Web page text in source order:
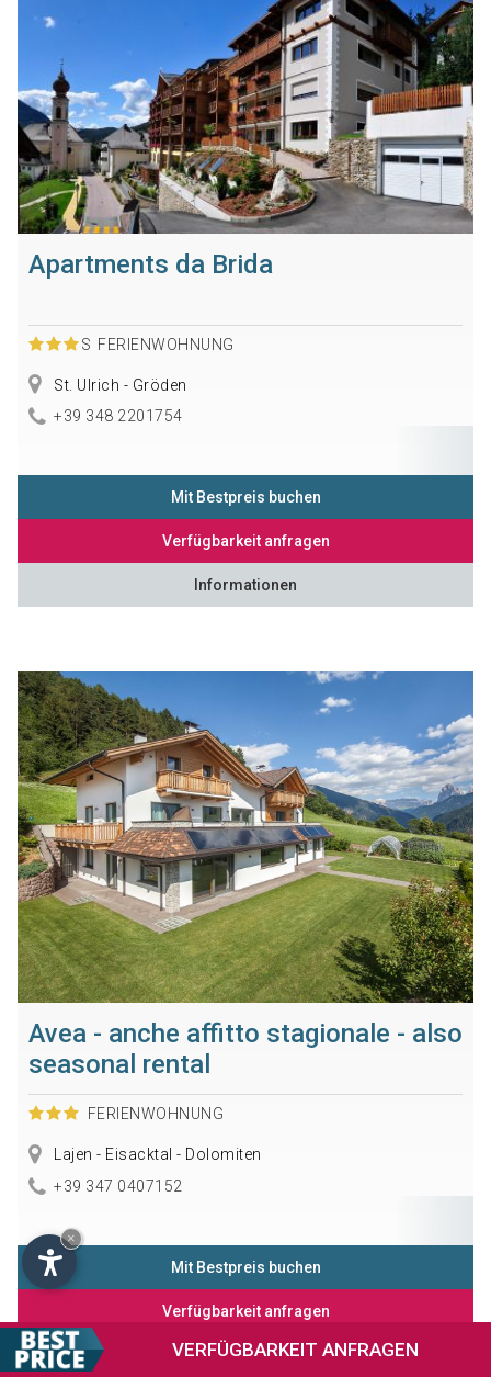
VERFÜGBARKEIT ANFRAGEN
Apartments da Brida
S FERIENWOHNUNG
St. Ulrich - Gröden
+39 348 2201754
Mit Bestpreis buchen
Verfügbarkeit anfragen
Informationen
Avea - anche affitto stagionale - also
seasonal rental
FERIENWOHNUNG
Lajen - Eisacktal - Dolomiten
+39 347 0407152
Mit Bestpreis buchen
Verfügbarkeit anfragen
Informationen
×